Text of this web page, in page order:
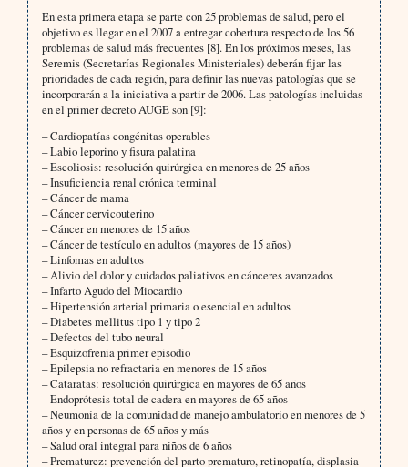
En esta primera etapa se parte con 25 problemas de salud, pero el
objetivo es llegar en el 2007 a entregar cober­tura respecto de los 56
problemas de salud más frecuentes [8]. En los próximos meses, las
Seremis (Secretarías Regionales Ministeriales) deberán fijar las
prioridades de cada región, para definir las nuevas patologías que se
incorporarán a la iniciativa a partir de 2006. Las patologías incluidas
en el primer decreto AUGE son [9]:
– Cardiopatías congénitas operables
– Labio leporino y fisura palatina
– Escoliosis: resolución quirúrgica en menores de 25 años
– Insuficiencia renal crónica terminal
– Cáncer de mama
– Cáncer cervicouterino
– Cáncer en menores de 15 años
– Cáncer de testículo en adultos (mayores de 15 años)
– Linfomas en adultos
– Alivio del dolor y cuidados paliativos en cánceres avanzados
– Infarto Agudo del Miocardio
– Hipertensión arterial primaria o esencial en adultos
– Diabetes mellitus tipo 1 y tipo 2
– Defectos del tubo neural
– Esquizofrenia primer episodio
– Epilepsia no refractaria en menores de 15 años
– Cataratas: resolución quirúrgica en mayores de 65 años
– Endoprótesis total de cadera en mayores de 65 años
– Neumonía de la comunidad de manejo ambulatorio en menores de 5
años y en personas de 65 años y más
– Salud oral integral para niños de 6 años
– Prematurez: prevención del parto prematuro, retinopatía, displasia